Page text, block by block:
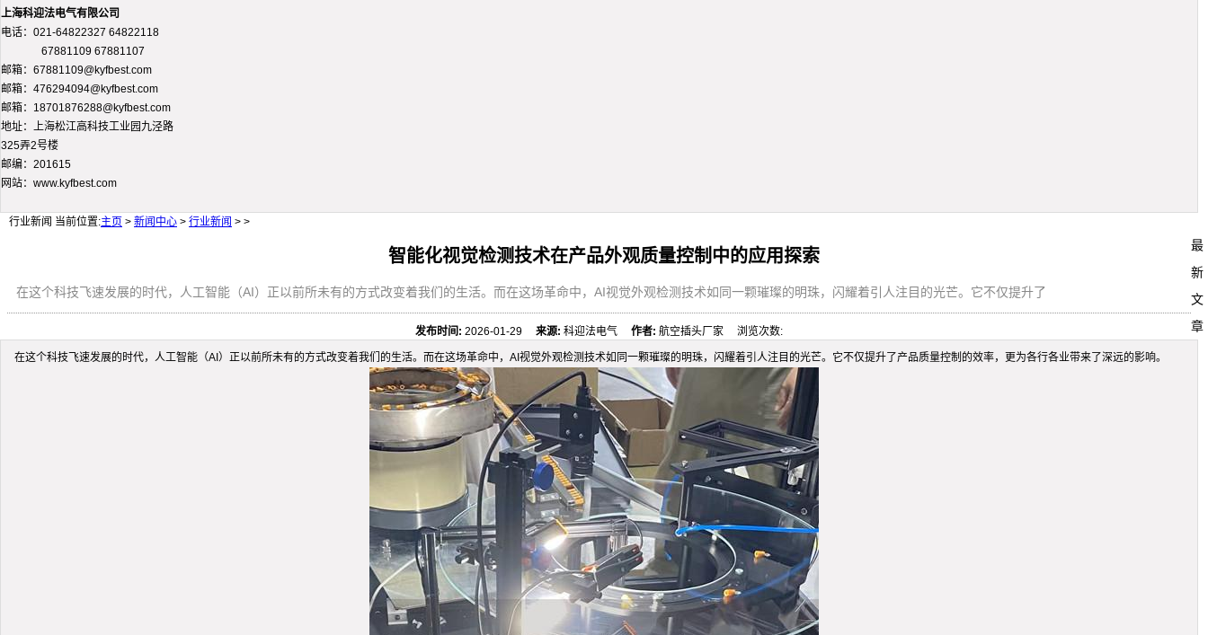
上海科迎法电气有限公司
电话：021-64822327 64822118
67881109 67881107
邮箱：67881109@kyfbest.com
邮箱：476294094@kyfbest.com
邮箱：18701876288@kyfbest.com
地址：上海松江高科技工业园九泾路
325弄2号楼
邮编：201615
网站：www.kyfbest.com
行业新闻 当前位置:主页 > 新闻中心 > 行业新闻 > >
智能化视觉检测技术在产品外观质量控制中的应用探索
在这个科技飞速发展的时代，人工智能（AI）正以前所未有的方式改变着我们的生活。而在这场革命中，AI视觉外观检测技术如同一颗璀璨的明珠，闪耀着引人注目的光芒。它不仅提升了
发布时间: 2026-01-29来源: 科迎法电气作者: 航空插头厂家 浏览次数:
在这个科技飞速发展的时代，人工智能（AI）正以前所未有的方式改变着我们的生活。而在这场革命中，AI视觉外观检测技术如同一颗璀璨的明珠，闪耀着引人注目的光芒。它不仅提升了产品质量控制的效率，更为各行各业带来了深远的影响。
最
新
文
章